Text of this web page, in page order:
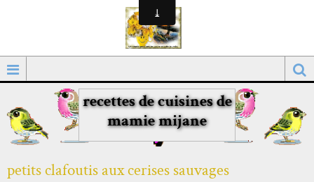
recettes de cuisines de
mamie mijane
petits clafoutis aux cerises sauvages